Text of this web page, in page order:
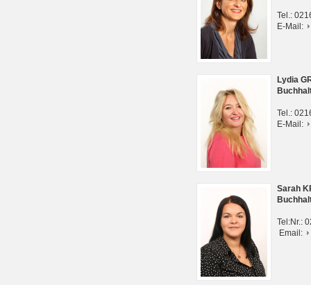
Tel.:
E-Mail:
Lydia
Tel.:
E-Mail:
Sarah
Tel:Nr.:
Email: